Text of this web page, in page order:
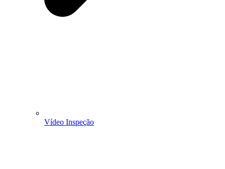
Vídeo Inspeção